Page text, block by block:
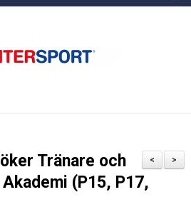
>
<
Tränare och
(P15, P17,